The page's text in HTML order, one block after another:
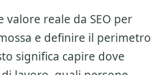
valore reale da SEO per
e definire il perimetro
significa capire dove